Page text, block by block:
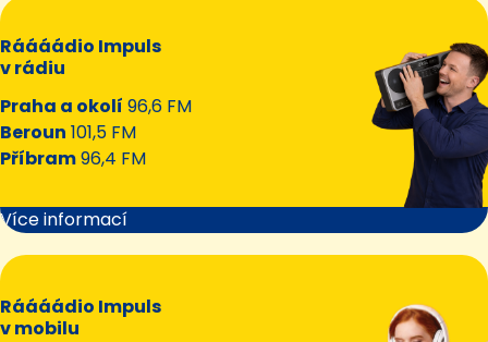
Ráááádio Impuls
v rádiu
Praha a okolí 96,6 FM
Beroun 101,5 FM
Příbram96,4 FM
Více informací
Ráááádio Impuls
v mobilu